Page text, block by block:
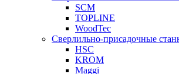
SCM
TOPLINE
WoodTec
Сверлильно-присадочные
HSC
KROM
Maggi